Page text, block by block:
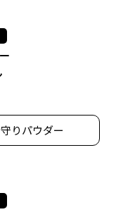
りパウダー